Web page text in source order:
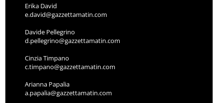
Erika David
e.david@gazzettamatin.com
Davide Pellegrino
d.pellegrino@gazzettamatin.com
Cinzia Timpano
c.timpano@gazzettamatin.com
Arianna Papalia
a.papalia@gazzettamatin.com